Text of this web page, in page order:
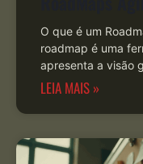
O que é um
roadmap é uma
apresenta a visão
LEIA MAIS »